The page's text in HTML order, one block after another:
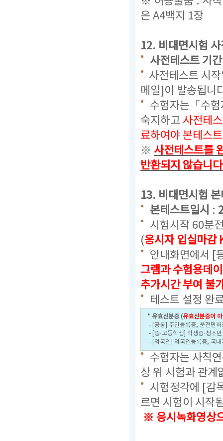
은 A4백지 1장
12. 비대면시험
사전테스트 기
사전테스트 시
메일]이 발송됩니
수험자는「수
숙지하고 사전테
료하여야 본테스
※ 사전테스트를
반환되지 않습니
13. 비대면시험
본테스트일시 :
시험시작 60분
(응시자 입실마감
안내화면에서 [
그램과 수험용데
추가시간 부여 불
테스트 설정 완
* 유효신분증 (유효신분증이
- [공통] 주민등록증, 운전면
- [중·고등학생] 학생증·청소
- [외국인] 외국인등록증, 국
수험자는 사칙
상 위 시험과 관계
시험정각에 [감
르면 시험이 시작
※ 응시녹화영상